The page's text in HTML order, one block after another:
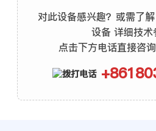
对此设备感兴趣？或需了
设备 详细技术
点击下方电话直接咨询